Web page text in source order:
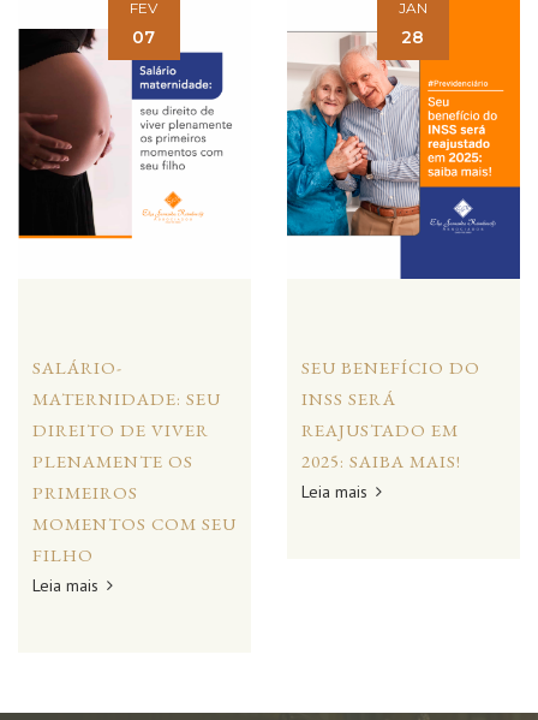
FEV
07
SALÁRIO-
MATERNIDADE: SEU
DIREITO DE VIVER
PLENAMENTE OS
PRIMEIROS
MOMENTOS COM SEU
FILHO
Leia mais
JAN
28
SEU BENEFÍCIO DO
INSS SERÁ
REAJUSTADO EM
2025: SAIBA MAIS!
Leia mais